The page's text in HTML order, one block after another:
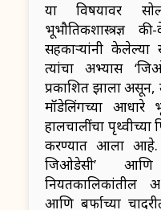
या विषयावर
सहकाऱ्यांनी केलेल्या
त्यांचा अभ्यास
प्रकाशित झाला
मॉडेलिंगच्या आधारे
हालचालींचा पृथ्वीच्या
करण्यात आला आहे.
जिओडेसी’ आणि
नियतकालिकांतील
आणि बर्फाच्या